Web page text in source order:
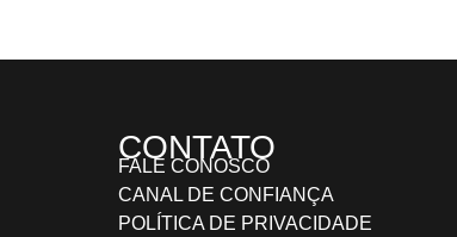
CONTATO
FALE CONOSCO
CANAL DE CONFIANÇA
POLÍTICA DE PRIVACIDADE